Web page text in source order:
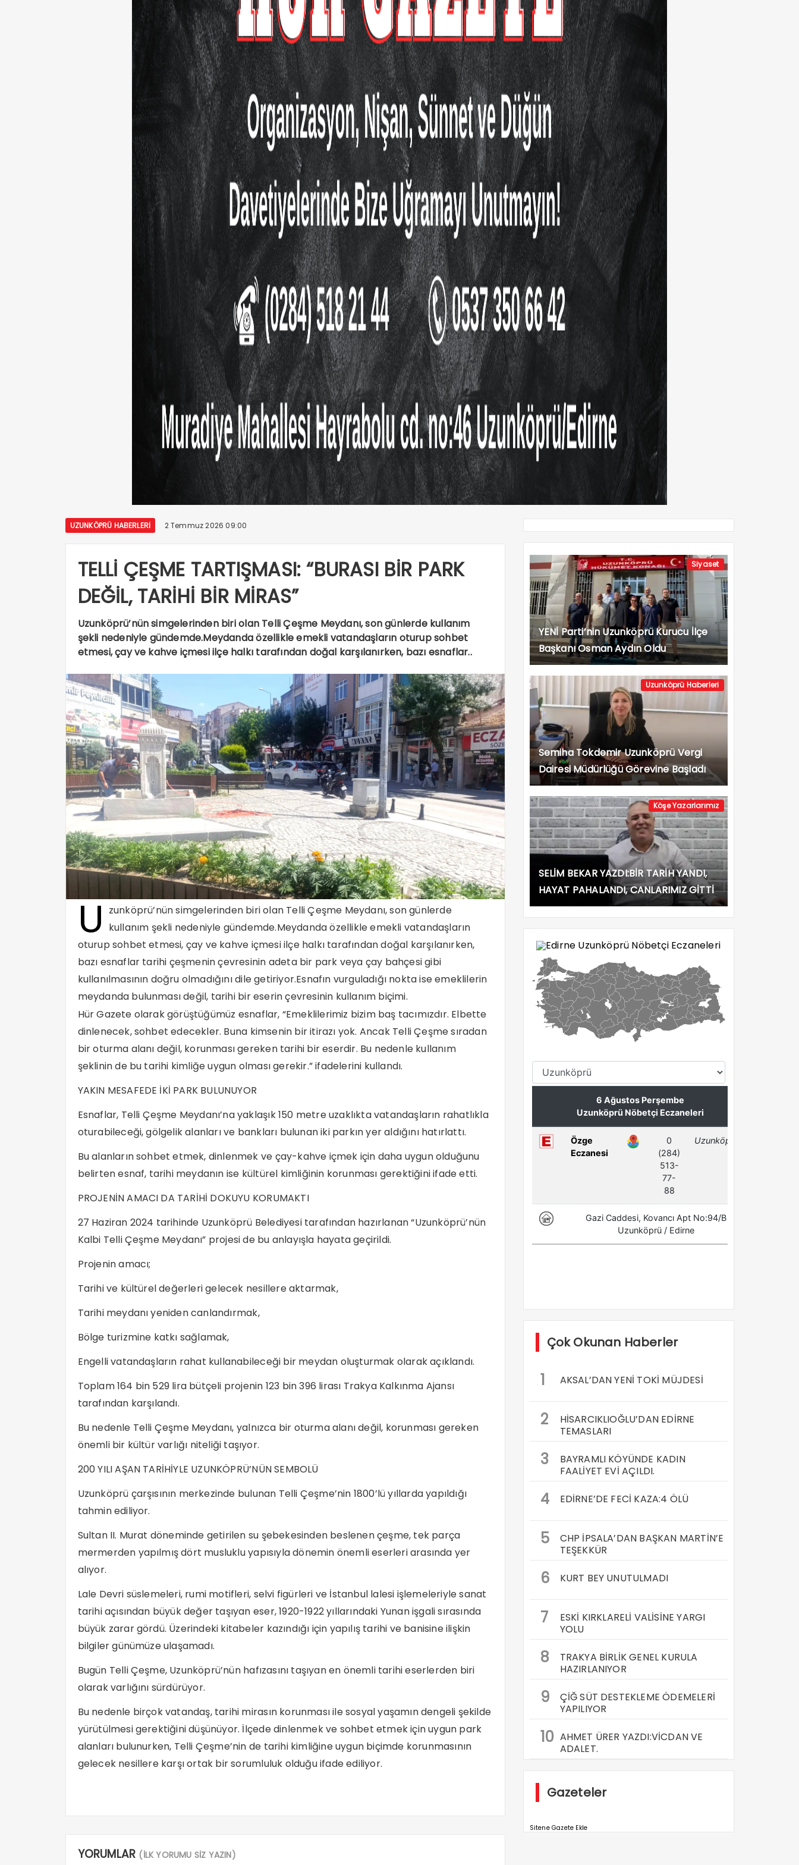
UZUNKÖPRÜ HABERLERI 2 Temmuz 2026 09:00
TELLİ ÇEŞME TARTIŞMASI: “BURASI BİR PARK
DEĞİL, TARİHİ BİR MİRAS”
Uzunköprü’nün simgelerinden biri olan Telli Çeşme Meydanı, son günlerde kullanım
şekli nedeniyle gündemde.Meydanda özellikle emekli vatandaşların oturup sohbet
etmesi, çay ve kahve içmesi ilçe halkı tarafından doğal karşılanırken, bazı esnaflar..
U
zunköprü’nün simgelerinden biri olan Telli Çeşme Meydanı, son günlerde
kullanım şekli nedeniyle gündemde.Meydanda özellikle emekli vatandaşların
oturup sohbet etmesi, çay ve kahve içmesi ilçe halkı tarafından doğal karşılanırken,
bazı esnaflar tarihi çeşmenin çevresinin adeta bir park veya çay bahçesi gibi
kullanılmasının doğru olmadığını dile getiriyor.Esnafın vurguladığı nokta ise emeklilerin
meydanda bulunması değil, tarihi bir eserin çevresinin kullanım biçimi.
Hür Gazete olarak görüştüğümüz esnaflar, “Emeklilerimiz bizim baş tacımızdır. Elbette
dinlenecek, sohbet edecekler. Buna kimsenin bir itirazı yok. Ancak Telli Çeşme sıradan
bir oturma alanı değil, korunması gereken tarihi bir eserdir. Bu nedenle kullanım
şeklinin de bu tarihi kimliğe uygun olması gerekir.” ifadelerini kullandı.
YAKIN MESAFEDE İKİ PARK BULUNUYOR
Esnaflar, Telli Çeşme Meydanı’na yaklaşık 150 metre uzaklıkta vatandaşların rahatlıkla
oturabileceği, gölgelik alanları ve bankları bulunan iki parkın yer aldığını hatırlattı.
Bu alanların sohbet etmek, dinlenmek ve çay-kahve içmek için daha uygun olduğunu
belirten esnaf, tarihi meydanın ise kültürel kimliğinin korunması gerektiğini ifade etti.
PROJENİN AMACI DA TARİHİ DOKUYU KORUMAKTI
27 Haziran 2024 tarihinde Uzunköprü Belediyesi tarafından hazırlanan “Uzunköprü’nün
Kalbi Telli Çeşme Meydanı” projesi de bu anlayışla hayata geçirildi.
Projenin amacı;
Tarihi ve kültürel değerleri gelecek nesillere aktarmak,
Tarihi meydanı yeniden canlandırmak,
Bölge turizmine katkı sağlamak,
Engelli vatandaşların rahat kullanabileceği bir meydan oluşturmak olarak açıklandı.
Toplam 164 bin 529 lira bütçeli projenin 123 bin 396 lirası Trakya Kalkınma Ajansı
tarafından karşılandı.
Bu nedenle Telli Çeşme Meydanı, yalnızca bir oturma alanı değil, korunması gereken
önemli bir kültür varlığı niteliği taşıyor.
200 YILI AŞAN TARİHİYLE UZUNKÖPRÜ’NÜN SEMBOLÜ
Uzunköprü çarşısının merkezinde bulunan Telli Çeşme’nin 1800’lü yıllarda yapıldığı
tahmin ediliyor.
Sultan II. Murat döneminde getirilen su şebekesinden beslenen çeşme, tek parça
mermerden yapılmış dört musluklu yapısıyla dönemin önemli eserleri arasında yer
alıyor.
Lale Devri süslemeleri, rumi motifleri, selvi figürleri ve İstanbul lalesi işlemeleriyle sanat
tarihi açısından büyük değer taşıyan eser, 1920-1922 yıllarındaki Yunan işgali sırasında
büyük zarar gördü. Üzerindeki kitabeler kazındığı için yapılış tarihi ve banisine ilişkin
bilgiler günümüze ulaşamadı.
Bugün Telli Çeşme, Uzunköprü’nün hafızasını taşıyan en önemli tarihi eserlerden biri
olarak varlığını sürdürüyor.
Bu nedenle birçok vatandaş, tarihi mirasın korunması ile sosyal yaşamın dengeli şekilde
yürütülmesi gerektiğini düşünüyor. İlçede dinlenmek ve sohbet etmek için uygun park
alanları bulunurken, Telli Çeşme’nin de tarihi kimliğine uygun biçimde korunmasının
gelecek nesillere karşı ortak bir sorumluluk olduğu ifade ediliyor.
YORUMLAR (İLK YORUMU SİZ YAZIN)
Siyaset
YENİ Parti’nin Uzunköprü Kurucu İlçe
Başkanı Osman Aydın Oldu
Uzunköprü Haberleri
Semiha Tokdemir Uzunköprü Vergi
Dairesi Müdürlüğü Görevine Başladı
Köşe Yazarlarımız
SELİM BEKAR YAZDI:BİR TARİH YANDI,
HAYAT PAHALANDI, CANLARIMIZ GİTTİ
Çok Okunan Haberler
1 AKSAL’DAN YENİ TOKİ MÜJDESİ
2
HİSARCIKLIOĞLU’DAN EDİRNE
TEMASLARI
3
BAYRAMLI KÖYÜNDE KADIN
FAALİYET EVİ AÇILDI.
4 EDİRNE’DE FECİ KAZA:4 ÖLÜ
5
CHP İPSALA’DAN BAŞKAN MARTİN’E
TEŞEKKÜR
6 KURT BEY UNUTULMADI
7
ESKİ KIRKLARELİ VALİSİNE YARGI
YOLU
8
TRAKYA BİRLİK GENEL KURULA
HAZIRLANIYOR
9
ÇİĞ SÜT DESTEKLEME ÖDEMELERİ
YAPILIYOR
10 AHMET ÜRER YAZDI:VİCDAN VE
ADALET.
Gazeteler
Sitene Gazete Ekle